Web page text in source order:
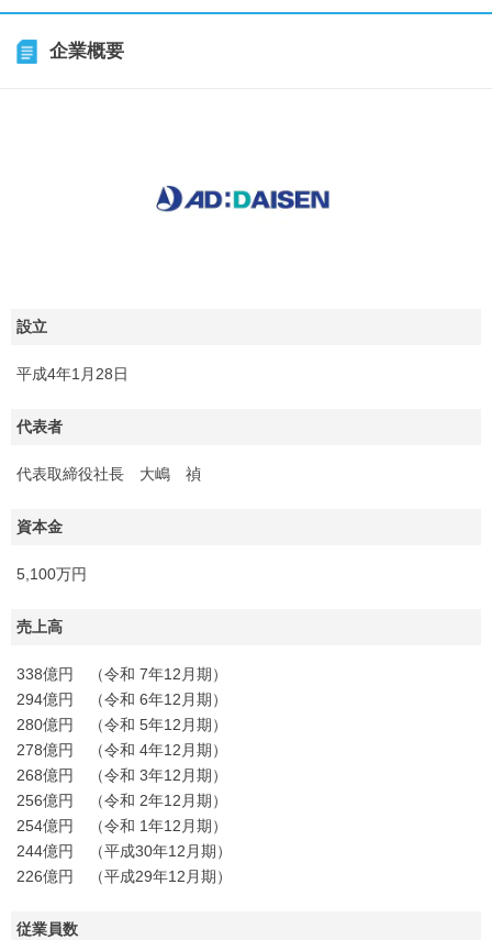
企業概要
設立
平成4年1月28日
代表者
代表取締役社長 大嶋 禎
資本金
5,100万円
売上高
338億円 （令和 7年12月期）
294億円 （令和 6年12月期）
280億円 （令和 5年12月期）
278億円 （令和 4年12月期）
268億円 （令和 3年12月期）
256億円 （令和 2年12月期）
254億円 （令和 1年12月期）
244億円 （平成30年12月期）
226億円 （平成29年12月期）
従業員数